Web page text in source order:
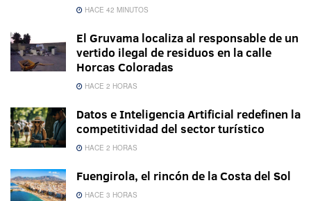
HACE 42 MINUTOS
El Gruvama localiza al responsable de un
vertido ilegal de residuos en la calle
Horcas Coloradas
HACE 2 HORAS
Datos e Inteligencia Artificial redefinen la
competitividad del sector turístico
HACE 2 HORAS
Fuengirola, el rincón de la Costa del Sol
HACE 3 HORAS